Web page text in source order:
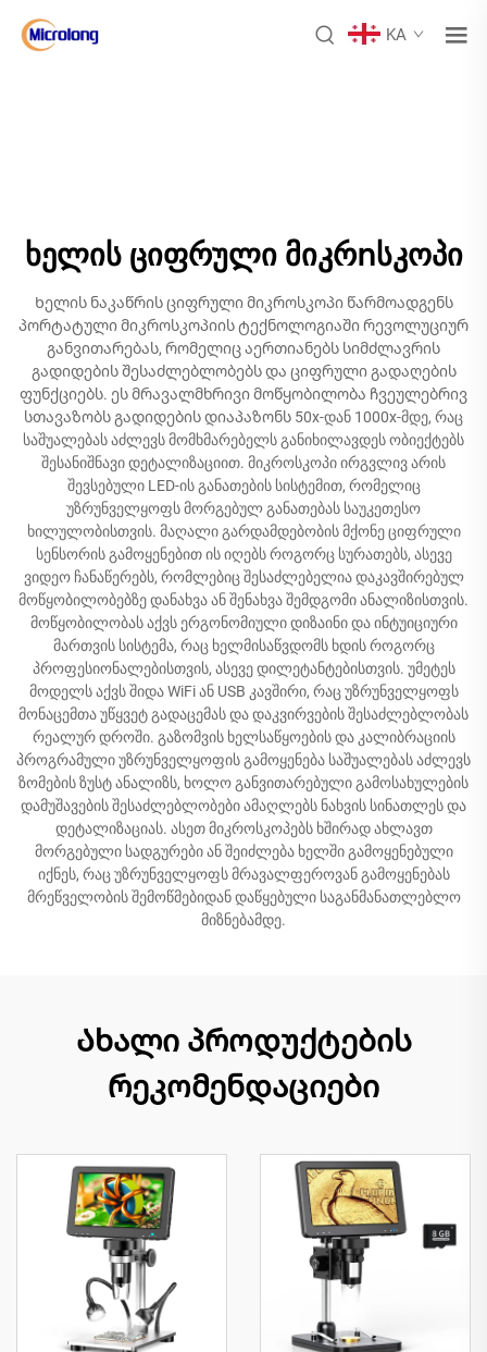
KA
ხელის ციფრული მიკრոსკოპი
Ხელის ნაკაწრის ციფრული მიკროსკოპი წარმოადგენს
პორტატული მიკროსკოპიის ტექნოლოგიაში რევოლუციურ
განვითარებას, რომელიც აერთიანებს სიმძლავრის
გადიდების შესაძლებლობებს და ციფრული გადაღების
ფუნქციებს. ეს მრავალმხრივი მოწყობილობა ჩვეულებრივ
სთავაზობს გადიდების დიაპაზონს 50x-დან 1000x-მდე, რაც
საშუალებას აძლევს მომხმარებელს განიხილავდეს ობიექტებს
შესანიშნავი დეტალიზაციით. მიკროსკოპი ირგვლივ არის
შევსებული LED-ის განათების სისტემით, რომელიც
უზრუნველყოფს მორგებულ განათებას საუკეთესო
ხილულობისთვის. მაღალი გარდამდებობის მქონე ციფრული
სენსორის გამოყენებით ის იღებს როგორც სურათებს, ასევე
ვიდეო ჩანაწერებს, რომლებიც შესაძლებელია დაკავშირებულ
მოწყობილობებზე დანახვა ან შენახვა შემდგომი ანალიზისთვის.
მოწყობილობას აქვს ერგონომიული დიზაინი და ინტუიციური
მართვის სისტემა, რაც ხელმისაწვდომს ხდის როგორც
პროფესიონალებისთვის, ასევე დილეტანტებისთვის. უმეტეს
მოდელს აქვს შიდა WiFi ან USB კავშირი, რაც უზრუნველყოფს
მონაცემთა უწყვეტ გადაცემას და დაკვირვების შესაძლებლობას
რეალურ დროში. გაზომვის ხელსაწყოების და კალიბრაციის
პროგრამული უზრუნველყოფის გამოყენება საშუალებას აძლევს
ზომების ზუსტ ანალიზს, ხოლო განვითარებული გამოსახულების
დამუშავების შესაძლებლობები ამაღლებს ნახვის სინათლეს და
დეტალიზაციას. ასეთ მიკროსკოპებს ხშირად ახლავთ
მორგებული სადგურები ან შეიძლება ხელში გამოყენებული
იქნეს, რაც უზრუნველყოფს მრავალფეროვან გამოყენებას
მრეწველობის შემოწმებიდან დაწყებული საგანმანათლებლო
მიზნებამდე.
Ახალი პროდუქტების
რეკომენდაციები